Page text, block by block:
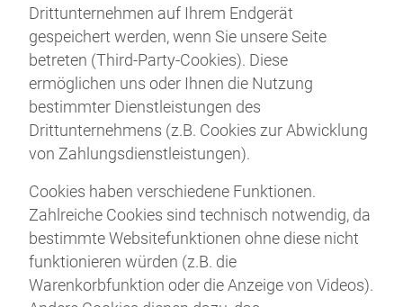
Drittunternehmen auf Ihrem Endgerät
gespeichert werden, wenn Sie unsere Seite
betreten (Third-Party-Cookies). Diese
ermöglichen uns oder Ihnen die Nutzung
bestimmter Dienstleistungen des
Drittunternehmens (z.B. Cookies zur Abwicklung
von Zahlungsdienstleistungen).
Cookies haben verschiedene Funktionen.
Zahlreiche Cookies sind technisch notwendig, da
bestimmte Websitefunktionen ohne diese nicht
funktionieren würden (z.B. die
Warenkorbfunktion oder die Anzeige von Videos).